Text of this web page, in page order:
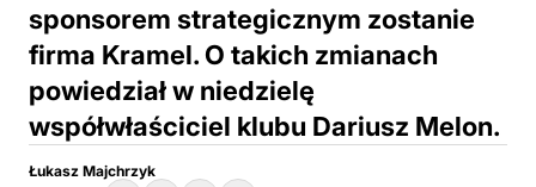
sponsorem strategicznym zostanie
firma Kramel. O takich zmianach
powiedział w niedzielę
współwłaściciel klubu Dariusz Melon.
Łukasz Majchrzyk